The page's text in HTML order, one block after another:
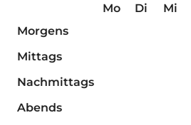
Mo Di Mi
Morgens
Mittags
Nachmittags
Abends